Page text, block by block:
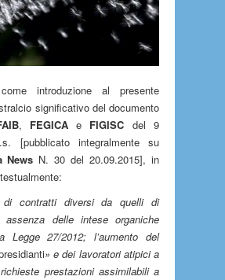
introduzione al presente
significativo del documento
, FEGICA e FIGISC del 9
[pubblicato integralmente su
News N. 30 del 20.09.2015], in
di contratti diversi da quelli di
assenza delle intese organiche
Legge 27/2012; l’aumento del
» e dei lavoratori atipici a
prestazioni assimilabili a